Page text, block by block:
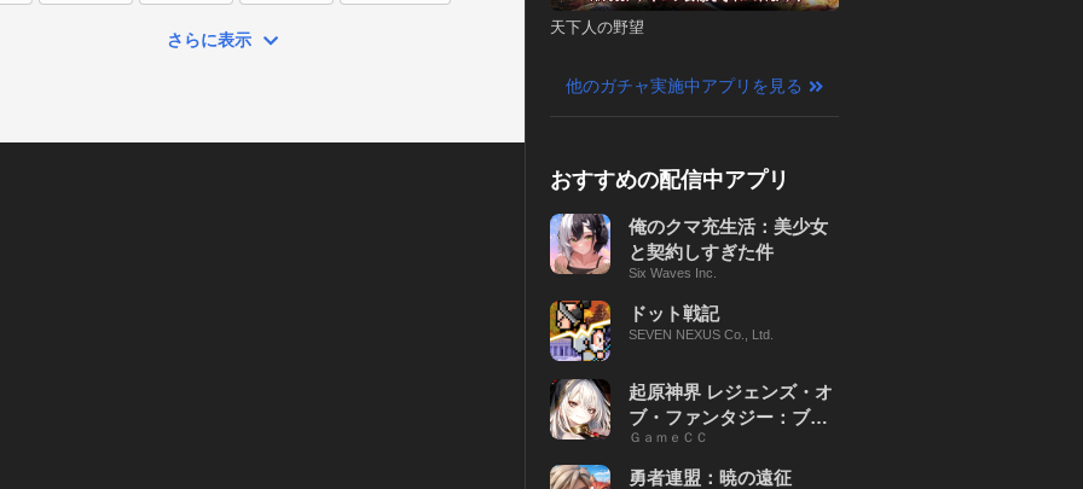
さらに表示
天下人の野望
他のガチャ実施中アプリを見る
おすすめの配信中アプリ
俺のクマ充生活：美少女
と契約しすぎた件
Six Waves Inc.
ドット戦記
SEVEN NEXUS Co., Ltd.
起原神界 レジェンズ・オ
ブ・ファンタジー：ブレ
イブ X
ＧａｍｅＣＣ
勇者連盟：暁の遠征